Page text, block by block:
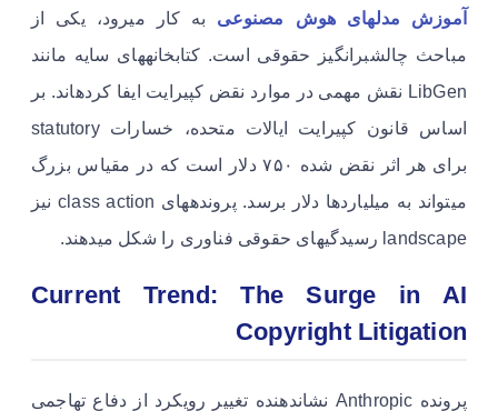
آموزش مدلهای هوش مصنوعی به کار میرود، یکی از
مباحث چالشبرانگیز حقوقی است. کتابخانههای سایه مانند
LibGen نقش مهمی در موارد نقض کپیرایت ایفا کردهاند. بر
اساس قانون کپیرایت ایالات متحده، خسارات statutory
برای هر اثر نقض شده ۷۵۰ دلار است که در مقیاس بزرگ
میتواند به میلیاردها دلار برسد. پروندههای class action نیز
landscape رسیدگیهای حقوقی فناوری را شکل میدهند.
Current Trend: The Surge in AI
Copyright Litigation
پرونده Anthropic نشاندهنده تغییر رویکرد از دفاع تهاجمی